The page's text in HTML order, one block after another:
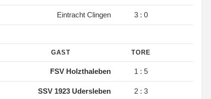
Eintracht Clingen 3 : 0
GAST TORE
FSV Holzthaleben 1 : 5
SSV 1923 Udersleben 2 : 3